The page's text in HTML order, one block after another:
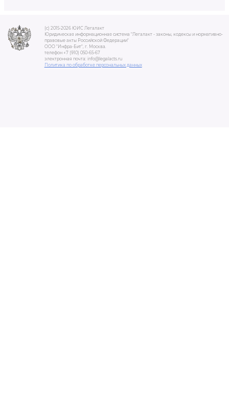
(c) 2015-2026 ЮИС Легалакт
Юридическая информационная система "Легалакт - законы, кодексы и нормативно-
правовые акты Российской Федерации"
ООО "Инфра-Бит", г. Москва.
телефон +7 (910) 050-65-67
электронная почта: info@legalacts.ru
Политика по обработке персональных данных